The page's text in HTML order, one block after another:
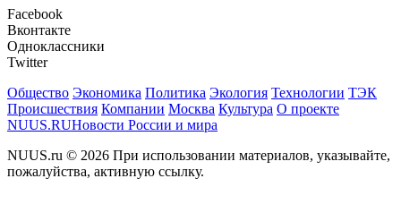
Facebook
Вконтакте
Одноклассники
Twitter
Общество Экономика Политика Экология Технологии ТЭК
Происшествия Компании Москва Культура О проекте
NUUS.RUНовости России и мира
NUUS.ru © 2026 При использовании материалов, указывайте,
пожалуйства, активную ссылку.